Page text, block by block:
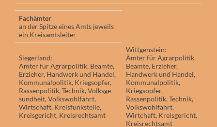
Fachämter
an der Spitze eines Amts jeweils
ein Kreisamtsleiter
Siegerland:
Ämter für Agrarpolitik, Beamte,
Erzieher, Handwerk und Handel,
Kom­­munalpolitik, Kriegsopfer,
Rassenpolitik, Technik, Volksge­
sundheit, Volkswohlfahrt,
Wirtschaft, Kreisfunkstelle,
Kreisgericht, Kreisrechtsamt
Wittgenstein:
Ämter für Agrarpolitik,
Beamte, Erzieher,
Handwerk und Handel,
Kommunalpolitik,
Kriegsopfer,
Rassenpolitik, Technik,
Volkswohlfahrt,
Wirtchaft, Kreisgericht,
Kreisrechtsamt